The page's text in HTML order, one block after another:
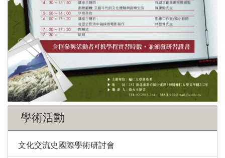
學術活動
文化交流史國際學術研討會